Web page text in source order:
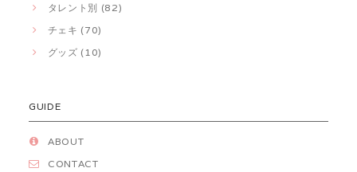
タレント別 (82)
チェキ (70)
グッズ (10)
GUIDE
ABOUT
CONTACT